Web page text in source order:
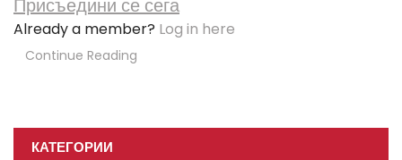
Присъедини се сега
Already a member? Log in here
Continue Reading
КАТЕГОРИИ